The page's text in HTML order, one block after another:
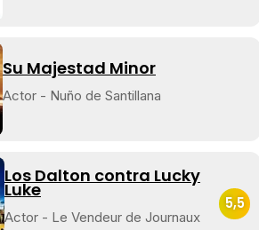
Su Majestad Minor
Actor - Nuño de Santillana
Los Dalton contra Lucky
Luke
Actor - Le Vendeur de Journaux
5,5